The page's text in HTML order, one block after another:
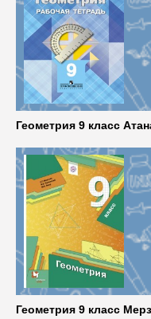
Геометрия 9 класс
Геометрия 9 класс